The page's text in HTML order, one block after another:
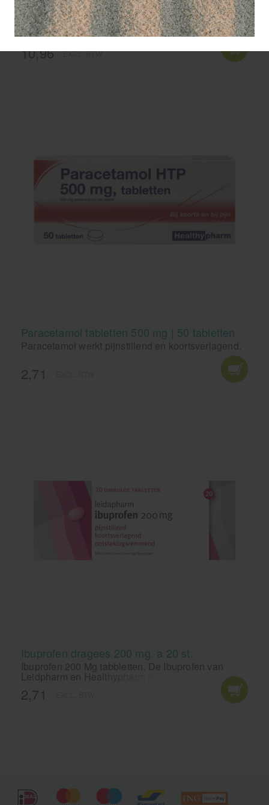
Norit tabletten 125 mg. / a 50 st.
10,96 EXCL. BTW
Paracetamol tabletten 500 mg | 50 tabletten
Paracetamol werkt pijnstillend en koortsverlagend.
2,71
Ibuprofen dragees 200 mg. a 20 st.
Ibuprofen 200 Mg tabbletten. De Ibuprofen van
Leidpharm en Healthypharm zitten verpakt per 20
stuks. Ibuprofen bij koorts en pijn toepassen. Lees
voor gebruik de bijsluiter!
2,71